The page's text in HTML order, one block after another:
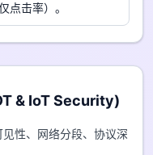
点击率）。
& IoT Security)
性、网络分段、协议深